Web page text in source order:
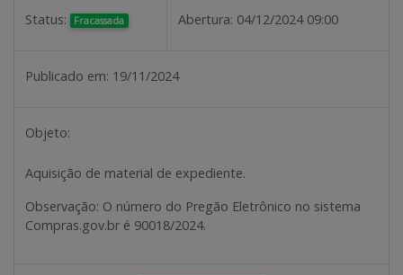
Status: Fracassada Abertura: 04/12/2024 09:00
Publicado em: 19/11/2024
Objeto:
Aquisição de material de expediente.
Observação: O número do Pregão Eletrônico no sistema
Compras.gov.br é 90018/2024.